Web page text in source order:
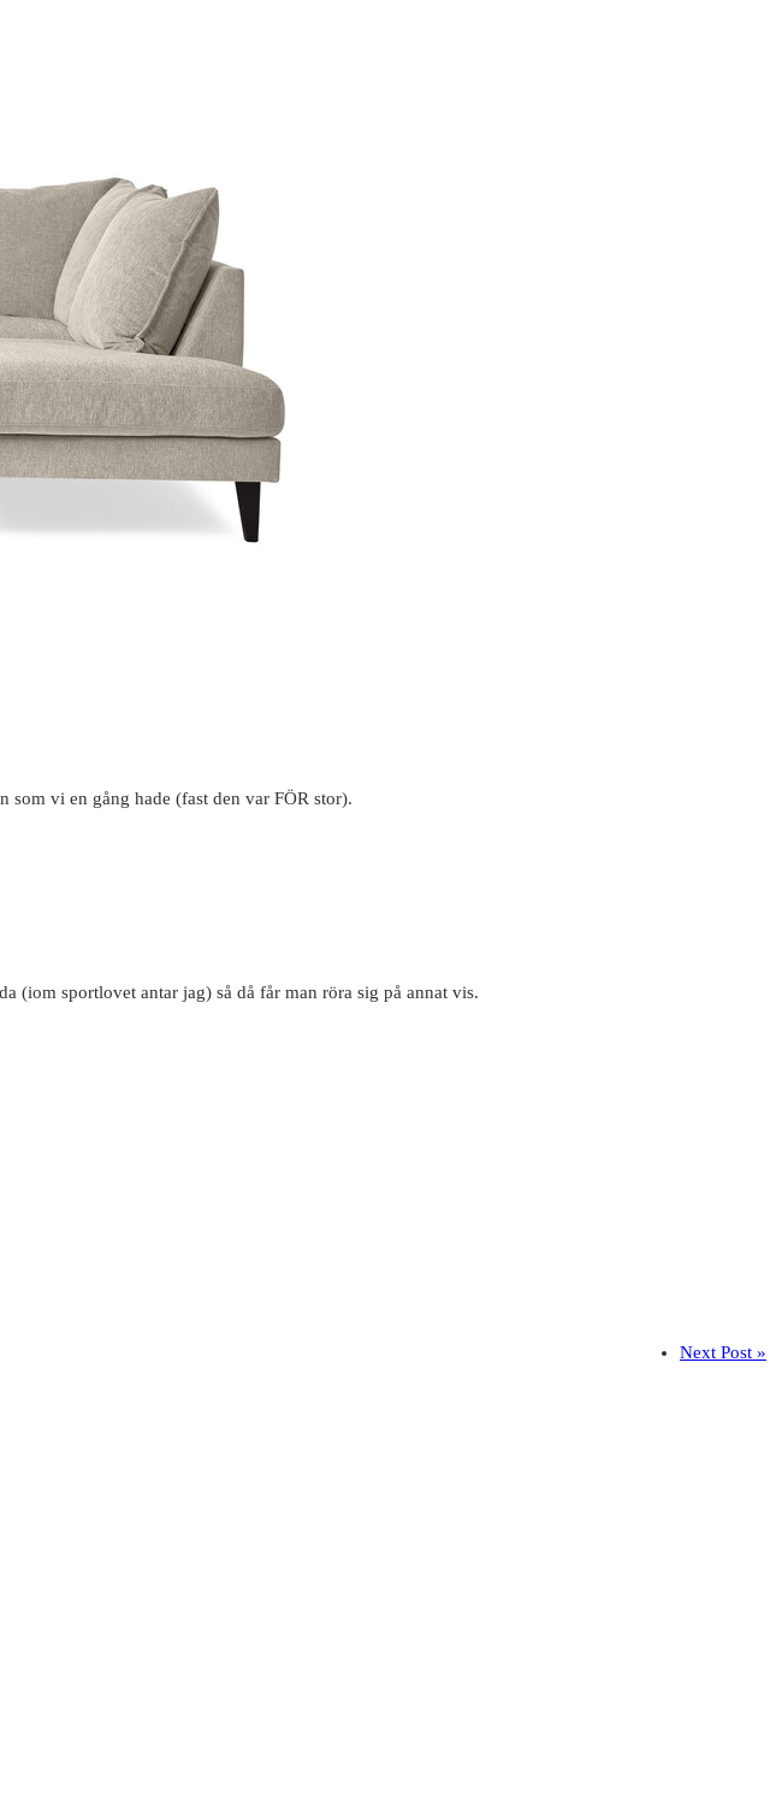
som vi en gång hade (fast den var FÖR stor).
(iom sportlovet antar jag) så då får man röra sig på annat vis.
Next Post »